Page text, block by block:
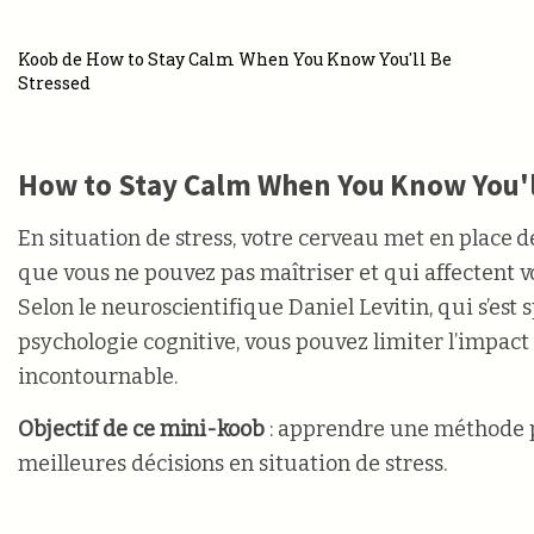
Koob de How to Stay Calm When You Know You'll Be
Stressed
How to Stay Calm When You Know
En situation de stress, votre cerveau met en place
que vous ne pouvez pas maîtriser et qui affectent
Selon le neuroscientifique Daniel Levitin, qui s’est
psychologie cognitive, vous pouvez limiter l’impact
incontournable.
Objectif de ce mini-koob : apprendre une
meilleures décisions en situation de stress.